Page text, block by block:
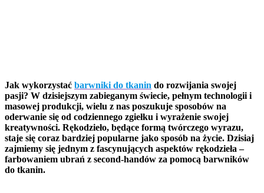
Jak wykorzystać barwniki do tkanin do rozwijania swojej
pasji? W dzisiejszym zabieganym świecie, pełnym technologii i
masowej produkcji, wielu z nas poszukuje sposobów na
oderwanie się od codziennego zgiełku i wyrażenie swojej
kreatywności. Rękodzieło, będące formą twórczego wyrazu,
staje się coraz bardziej popularne jako sposób na życie. Dzisiaj
zajmiemy się jednym z fascynujących aspektów rękodzieła –
farbowaniem ubrań z second-handów za pomocą barwników
do tkanin.